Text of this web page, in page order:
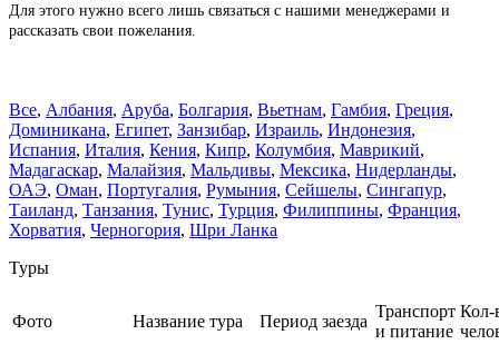
Для этого нужно всего лишь связаться с нашими менеджерами и
рассказать свои пожелания.
Все, Албания, Аруба, Болгария, Вьетнам, Гамбия, Греция,
Доминиканa, Египет, Занзибар, Израиль, Индонезия,
Испания, Италия, Кения, Кипр, Колумбия, Маврикий,
Мадагаскар, Малайзия, Мальдивы, Мексика, Нидерланды,
ОАЭ, Оман, Португалия, Румыния, Сейшелы, Сингапур,
Таиланд, Танзания, Тунис, Турция, Филиппины, Франция,
Хорватия, Черногория, Шри Ланка
Туры
Фото Название тура Период заезда
Транспорт
и питание
Кол-